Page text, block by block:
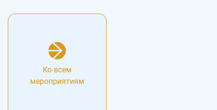
Ко всем
мероприятиям